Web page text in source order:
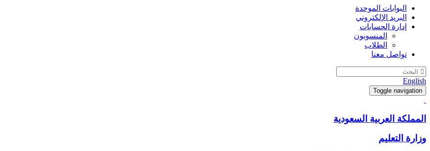
البوابات الموحدة
البريد الإلكتروني
إدارة الحسابات
المنسوبون
الطلاب
تواصل معنا
English
Toggle navigation
المملكة العربية السعودية
وزارة التعليم